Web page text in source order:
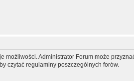
Administrator Forum może
czytać regulaminy poszczególnych forów.